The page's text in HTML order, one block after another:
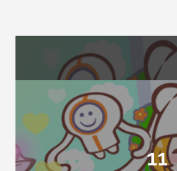
11